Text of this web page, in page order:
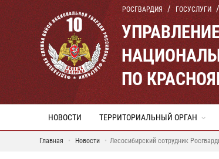
РОСГВАРДИЯ ГОСУСЛУГИ
ПО
НОВОСТИ ТЕРРИТОРИАЛЬНЫЙ ОРГАН
Главная Новости Лесосибирский сотрудник